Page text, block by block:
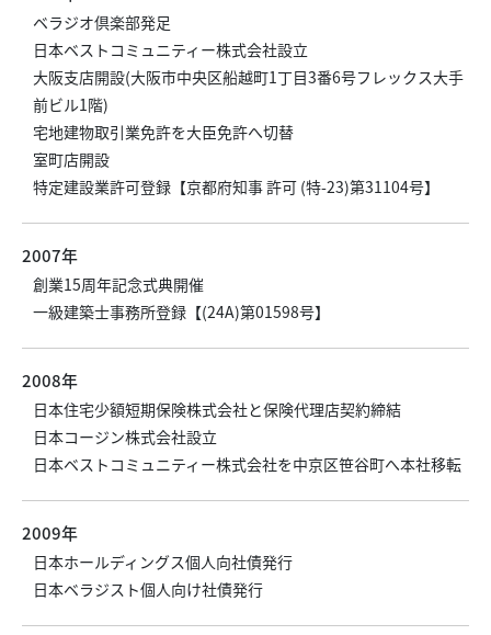
ベラジオ倶楽部発足
日本ベストコミュニティー株式会社設立
大阪支店開設(大阪市中央区船越町1丁目3番6号フレックス大手
前ビル1階)
宅地建物取引業免許を大臣免許へ切替
室町店開設
特定建設業許可登録【京都府知事 許可 (特-23)第31104号】
2007年
創業15周年記念式典開催
一級建築士事務所登録【(24A)第01598号】
2008年
日本住宅少額短期保険株式会社と保険代理店契約締結
日本コージン株式会社設立
日本ベストコミュニティー株式会社を中京区笹谷町へ本社移転
2009年
日本ホールディングス個人向社債発行
日本ベラジスト個人向け社債発行